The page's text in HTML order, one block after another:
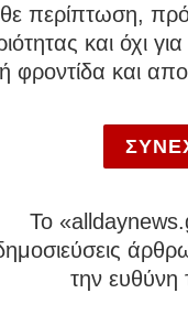
περίπτωση,
και όχι
φροντίδα και
To
την